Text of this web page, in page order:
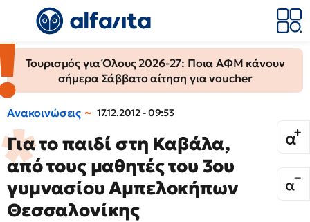
Τουρισμός για Όλους 2026-27: Ποια ΑΦΜ κάνουν
σήμερα Σάββατο αίτηση για voucher
Ανακοινώσεις 17.12.2012 - 09:53
Για το παιδί στη Καβάλα,
από τους μαθητές του 3ου
γυμνασίου Αμπελοκήπων
Θεσσαλονίκης